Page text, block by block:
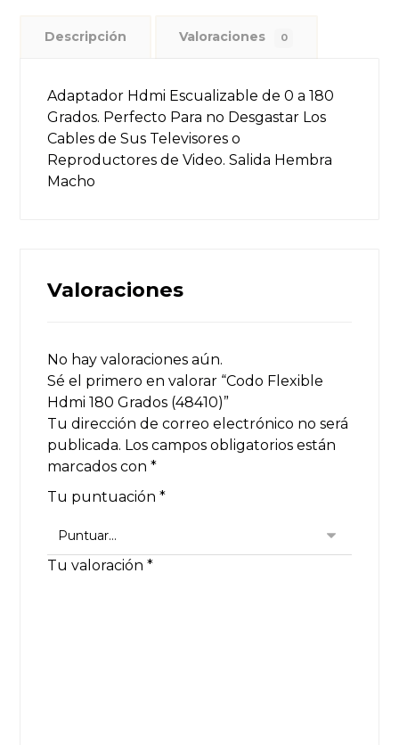
Descripción Valoraciones 0
Adaptador Hdmi Escualizable de 0 a 180
Grados. Perfecto Para no Desgastar Los
Cables de Sus Televisores o
Reproductores de Video. Salida Hembra
Macho
Valoraciones
No hay valoraciones aún.
Sé el primero en valorar “Codo Flexible
Hdmi 180 Grados (48410)”
Tu dirección de correo electrónico no será
publicada. Los campos obligatorios están
marcados con*
Tu puntuación*
Tu valoración*